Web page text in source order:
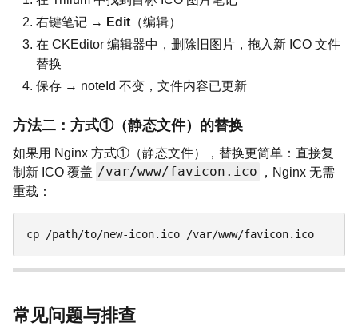
右键笔记 → Edit（编辑）
在 CKEditor 编辑器中，删除旧图片，拖入新 ICO 文件
替换
保存 → noteId 不变，文件内容已更新
方法二：方式①（静态文件）的替换
如果用 Nginx 方式①（静态文件），替换更简单：直接复
制新 ICO 覆盖 /var/www/favicon.ico
，Nginx 无需
重载：
cp /path/to/new-icon.ico /var/www/favicon.ico
常见问题与排查